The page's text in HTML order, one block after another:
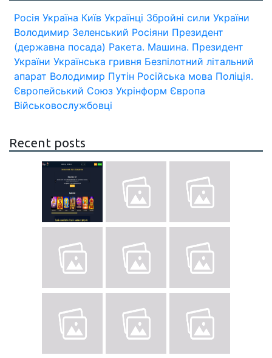
Росія Україна Київ Українці Збройні сили України
Володимир Зеленський Росіяни Президент
(державна посада) Ракета. Машина. Президент
України Українська гривня Безпілотний літальний
апарат Володимир Путін Російська мова Поліція.
Європейський Союз Укрінформ Європа
Військовослужбовці
Recent posts